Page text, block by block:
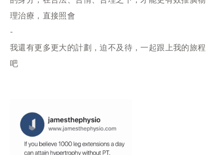
理治療，直接照會
-
我還有更多更大的計劃，迫不及待，一起跟上我的旅程
吧